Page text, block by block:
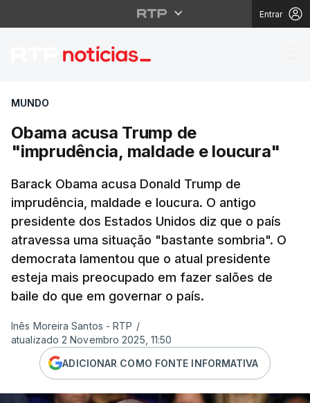
Entrar
Obama acusa Trump
MUNDO
Obama acusa Trump de
"imprudência, maldade e loucura"
Barack Obama acusa Donald Trump de
imprudência, maldade e loucura. O antigo
presidente dos Estados Unidos diz que o país
atravessa uma situação "bastante sombria". O
democrata lamentou que o atual presidente
esteja mais preocupado em fazer salões de
baile do que em governar o país.
Inês Moreira Santos - RTP /
atualizado 2 Novembro 2025, 11:50
ADICIONAR COMO FONTE INFORMATIVA